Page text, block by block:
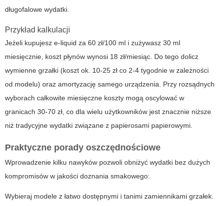
długofalowe wydatki.
Przykład kalkulacji
Jeżeli kupujesz e-liquid za 60 zł/100 ml i zużywasz 30 ml
miesięcznie, koszt płynów wynosi 18 zł/miesiąc. Do tego dolicz
wymienne grzałki (koszt ok. 10-25 zł co 2-4 tygodnie w zależności
od modelu) oraz amortyzację samego urządzenia. Przy rozsądnych
wyborach całkowite miesięczne koszty mogą oscylować w
granicach 30-70 zł, co dla wielu użytkowników jest znacznie niższe
niż tradycyjne wydatki związane z papierosami papierowymi.
Praktyczne porady oszczędnościowe
Wprowadzenie kilku nawyków pozwoli obniżyć wydatki bez dużych
kompromisów w jakości doznania smakowego:
Wybieraj modele z łatwo dostępnymi i tanimi zamiennikami grzałek.